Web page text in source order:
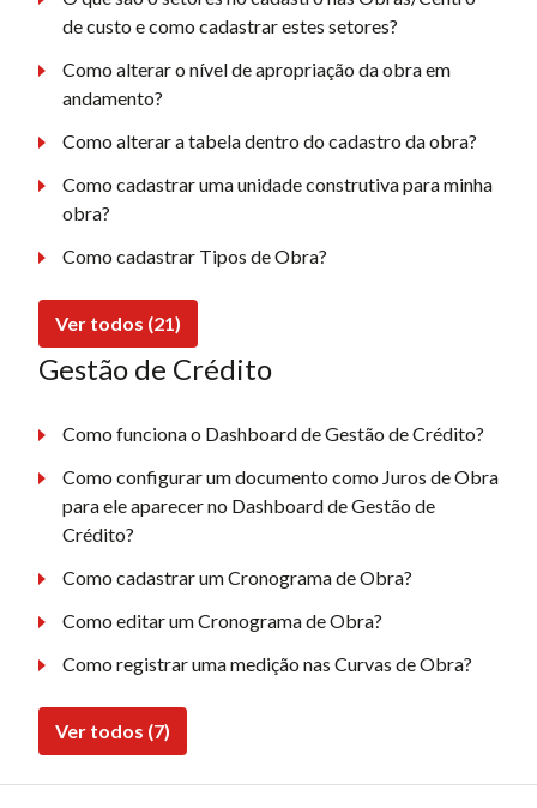
de custo e como cadastrar estes setores?
Como alterar o nível de apropriação da obra em
andamento?
Como alterar a tabela dentro do cadastro da obra?
Como cadastrar uma unidade construtiva para minha
obra?
Como cadastrar Tipos de Obra?
Ver todos (21)
Gestão de Crédito
Como funciona o Dashboard de Gestão de Crédito?
Como configurar um documento como Juros de Obra
para ele aparecer no Dashboard de Gestão de
Crédito?
Como cadastrar um Cronograma de Obra?
Como editar um Cronograma de Obra?
Como registrar uma medição nas Curvas de Obra?
Ver todos (7)